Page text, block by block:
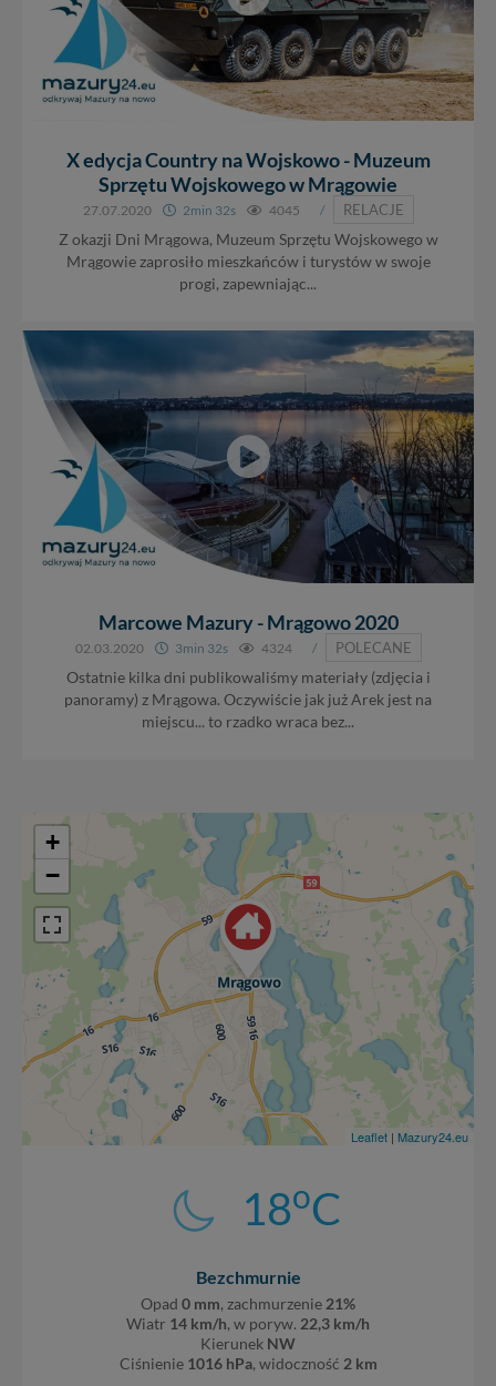
X edycja Country na Wojskowo - Muzeum
Sprzętu Wojskowego w Mrągowie
27.07.2020 2min 32s 4045 /
RELACJE
Z okazji Dni Mrągowa, Muzeum Sprzętu Wojskowego w
Mrągowie zaprosiło mieszkańców i turystów w swoje
progi, zapewniając...
Marcowe Mazury - Mrągowo 2020
02.03.2020 3min 32s 4324 /
POLECANE
Ostatnie kilka dni publikowaliśmy materiały (zdjęcia i
panoramy) z Mrągowa. Oczywiście jak już Arek jest na
miejscu... to rzadko wraca bez...
+
−
Leaflet | Mazury24.eu
18oC
Bezchmurnie
Opad 0 mm, zachmurzenie 21%
Wiatr 14 km/h, w poryw. 22,3 km/h
Kierunek NW
Ciśnienie 1016 hPa, widoczność 2 km